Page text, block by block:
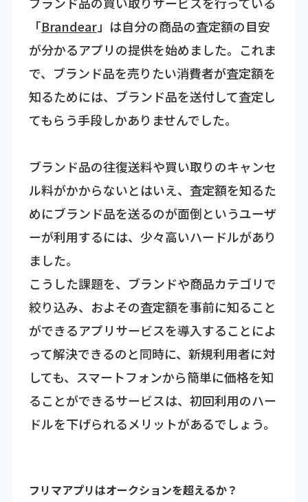
「Brandear」は自分の商品の査定額の目安
が分かるアプリの提供を始めました。これま
で、ブランド品を売りたい消費者が査定額を
知るためには、ブランド品を送付して査定し
てもらう手段しかありませんでした。
ブランド品の往復送料や買い取りのキャンセ
ル料がかからないとはいえ、査定額を知るた
めにブランド品を送るのが面倒というユーザ
ーが利用するには、少々高いハードルがあり
ました。
こうした課題を、ブランドや商品カテゴリで
絞り込み、およその査定額を事前に知ること
ができるアプリサービスを導入することによ
って解決できるのと同時に、新規利用者に対
しても、スマートフォンから簡単に価格を知
ることができるサービスは、初回利用のハー
ドルを下げられるメリットがあるでしょう。
フリマアプリはオークションを超えるか？